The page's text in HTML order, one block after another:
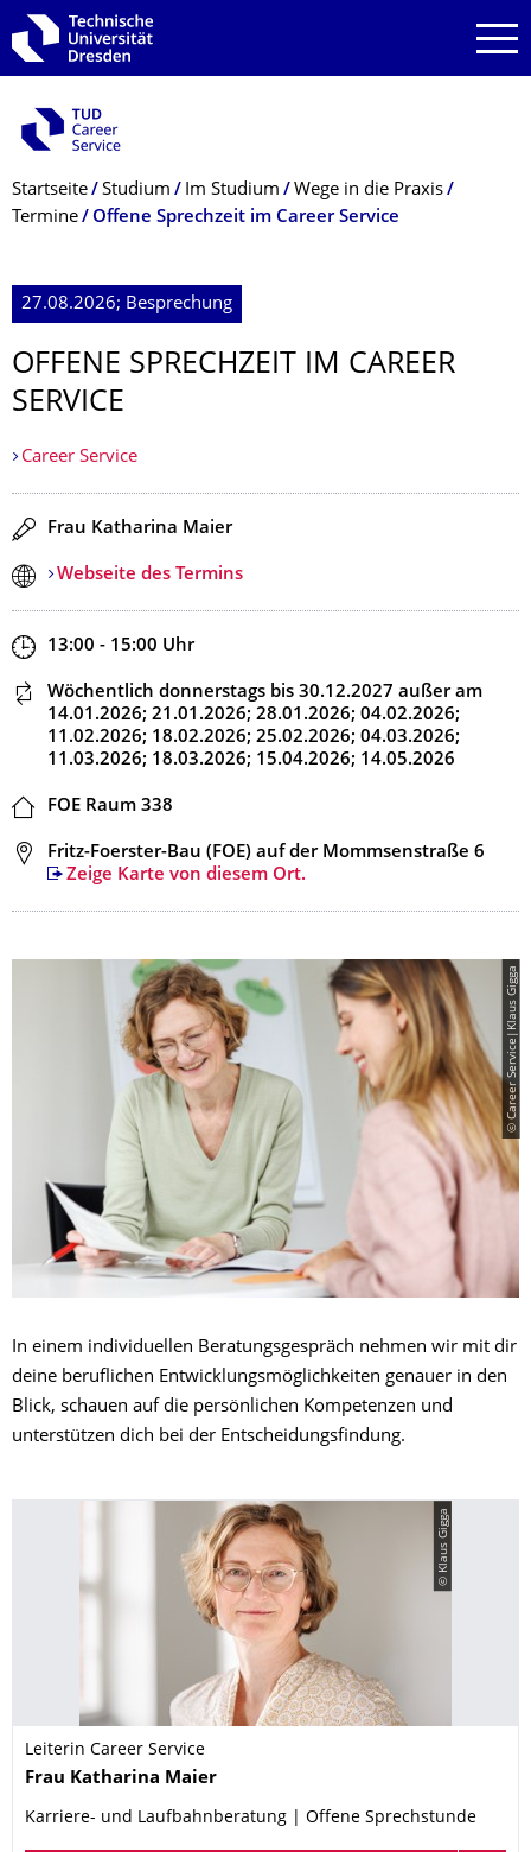
Zur Hauptnavigation springen
Zur Suche springen
Zum Inhalt springen
Breadcrumb-Menü
Startseite Studium Im Studium
Wege in die Praxis
Termine
Offene Sprechzeit im Career Service
27.08.2026; Besprechung
OFFENE SPRECHZEIT IM CAREER
SERVICE
Career Service
Redner
Frau Katharina Maier
Webseite des Termins
Zeit
13:00 - 15:00 Uhr
Dieser Termin wiederholt sich
Wöchentlich donnerstags bis 30.12.2027 außer am
14.01.2026; 21.01.2026; 28.01.2026; 04.02.2026;
11.02.2026; 18.02.2026; 25.02.2026; 04.03.2026;
11.03.2026; 18.03.2026; 15.04.2026; 14.05.2026
Ort
FOE Raum 338
Adresse
Fritz-Foerster-Bau (FOE) auf der Mommsenstraße 6
Zeige Karte von diesem Ort.
© Career Service|Klaus Gigga
In einem individuellen Beratungsgespräch nehmen wir mit dir
deine beruflichen Entwicklungsmöglichkeiten genauer in den
Blick, schauen auf die persönlichen Kompetenzen und
unterstützen dich bei der Entscheidungsfindung.
© Klaus Gigga
Leiterin Career Service
Name
Frau Katharina Maier
Karriere- und Laufbahnberatung | Offene Sprechstunde